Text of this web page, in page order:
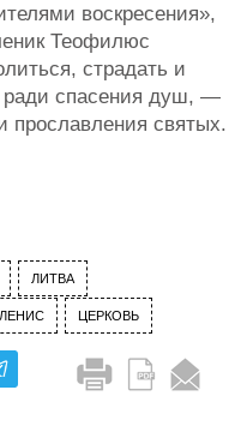
воскресения»,
Теофилюс
страдать и
ради спасения душ, —
прославления святых.
ЛИТВА
ЦЕРКОВЬ